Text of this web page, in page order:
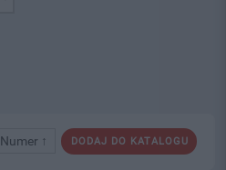
DODAJ DO KATALOGU
Numer ↑